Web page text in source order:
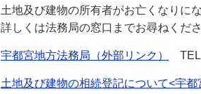
土地及び建物の所有者がお亡くなりに
詳しくは法務局の窓口までお尋ねくださ
宇都宮地方法務局（外部リンク） TEL
土地及び建物の相続登記について<宇